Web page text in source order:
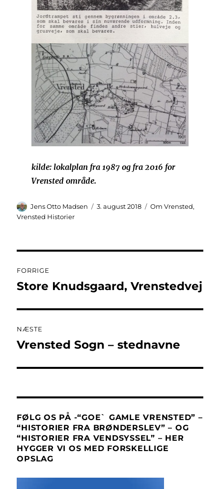
kilde: lokalplan fra 1987 og fra 2016 for
Vrensted område.
Forfatter
Jens Otto Madsen Udgivet
3. august 2018 Kategorier
Om Vrensted,
Vrensted Historier
FORRIGE
Forrige
Store Knudsgaard, Vrenstedvej
NÆSTE
Næste
Vrensted Sogn – stednavne
FØLG OS PÅ -“GOE` GAMLE VRENSTED” –
“HISTORIER FRA BRØNDERSLEV” – OG
“HISTORIER FRA VENDSYSSEL” – HER
HYGGER VI OS MED FORSKELLIGE
OPSLAG